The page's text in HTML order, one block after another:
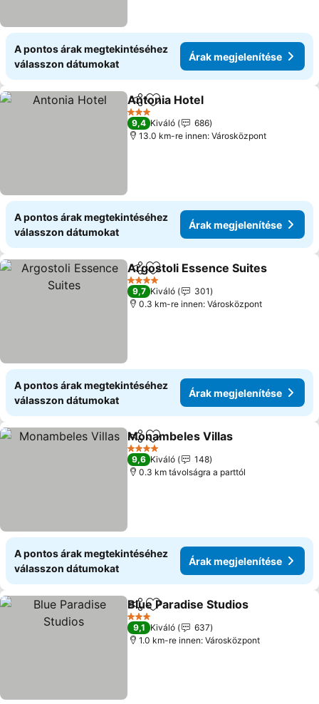
A pontos árak megtekintéséhez
válasszon dátumokat
Árak megjelenítése
Megosztás
Hozzáadás a kedvencekhez
Antonia Hotel
3 Kategória
9,4 Kiváló
686
13.0 km-re innen: Városközpont
A pontos árak megtekintéséhez
válasszon dátumokat
Árak megjelenítése
MegosztásHozzáadás a kedvencekhez
Argostoli Essence Suites
4 Kategória
9,7 Kiváló
301
0.3 km-re innen: Városközpont
A pontos árak megtekintéséhez
válasszon dátumokat
Árak megjelenítése
Megosztás
Hozzáadás a kedvencekhez
Monambeles Villas
4 Kategória
9,6 Kiváló
148
0.3 km távolságra a parttól
A pontos árak megtekintéséhez
válasszon dátumokat
Árak megjelenítése
Megosztás
Hozzáadás a kedvencekhez
Blue Paradise Studios
3 Kategória
9,1 Kiváló
637
1.0 km-re innen: Városközpont